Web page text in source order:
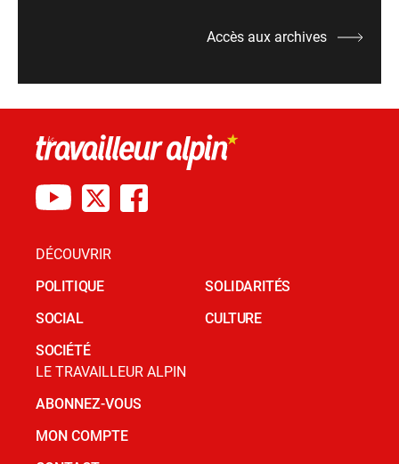
Accès aux archives
DÉCOUVRIR
POLITIQUE
SOCIAL
SOCIÉTÉ
SOLIDARITÉS
CULTURE
LE TRAVAILLEUR ALPIN
ABONNEZ-VOUS
MON COMPTE